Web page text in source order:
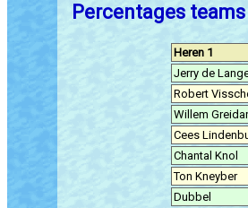
Percentages
Heren 1
Jerry de
Robert
Willem
Cees
Chantal Knol
Ton Kneyber
Dubbel